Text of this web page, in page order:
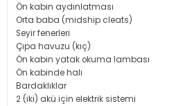
Ön kabin aydınlatması
Orta baba (midship cleats)
Seyir fenerleri
Çıpa havuzu (kıç)
Ön kabin yatak okuma lambası
Ön kabinde halı
Bardaklıklar
2 (iki) akü için elektrik sistemi